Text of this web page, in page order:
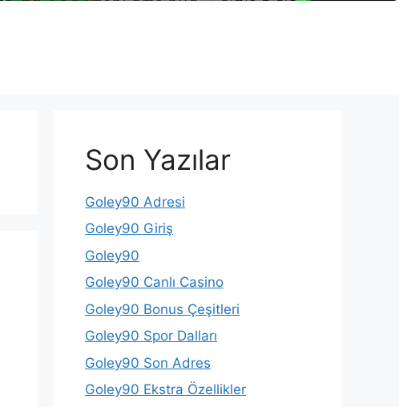
Son Yazılar
Goley90 Adresi
Goley90 Giriş
Goley90
Goley90 Canlı Casino
Goley90 Bonus Çeşitleri
Goley90 Spor Dalları
Goley90 Son Adres
Goley90 Ekstra Özellikler